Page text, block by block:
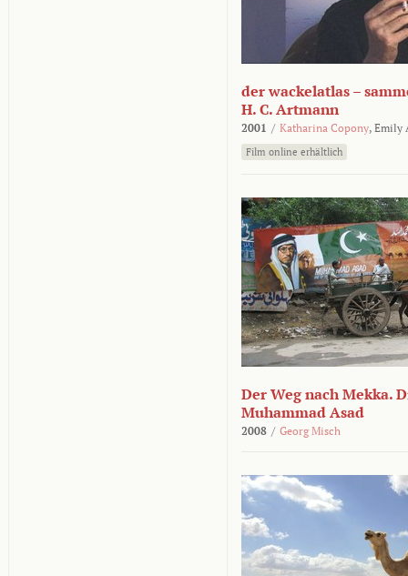
der wackelatlas –
H. C. Artmann
2001 / Katharina Copony, Emily
Film online erhältlich
Der Weg nach Mekka.
Muhammad Asad
2008 / Georg Misch